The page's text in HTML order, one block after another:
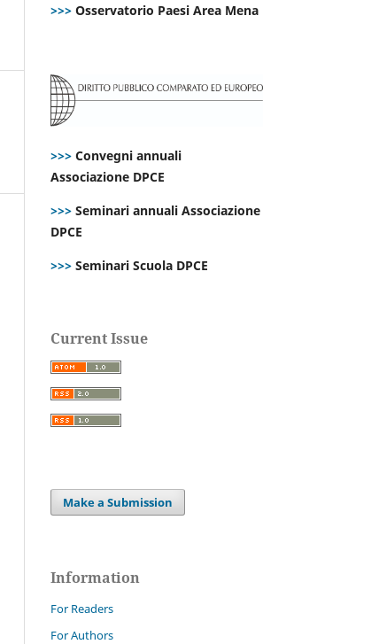
>>> Osservatorio Paesi Area Mena
>>> Convegni annuali
Associazione DPCE
>>> Seminari annuali Associazione
DPCE
>>> Seminari Scuola DPCE
Current Issue
Make a Submission
Information
For Readers
For Authors